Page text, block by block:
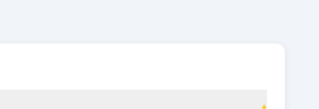
+